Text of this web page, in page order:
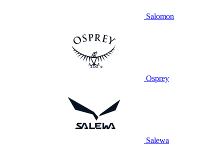
Salomon
Osprey
Salewa